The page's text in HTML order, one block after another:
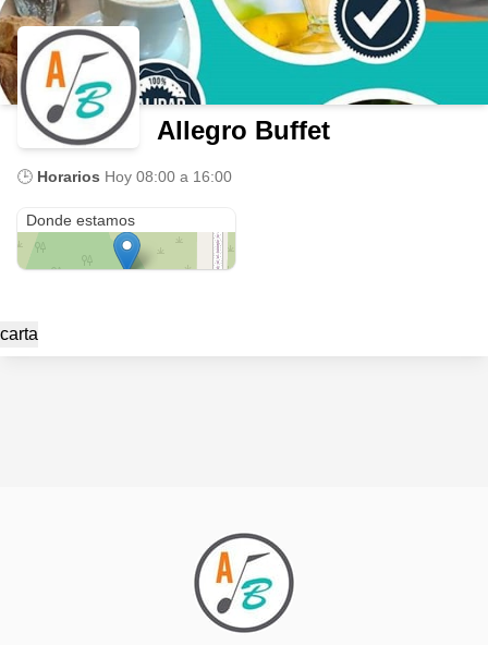
Allegro Buffet
🕒 Horarios Hoy 08:00 a 16:00
Donde estamos
carta